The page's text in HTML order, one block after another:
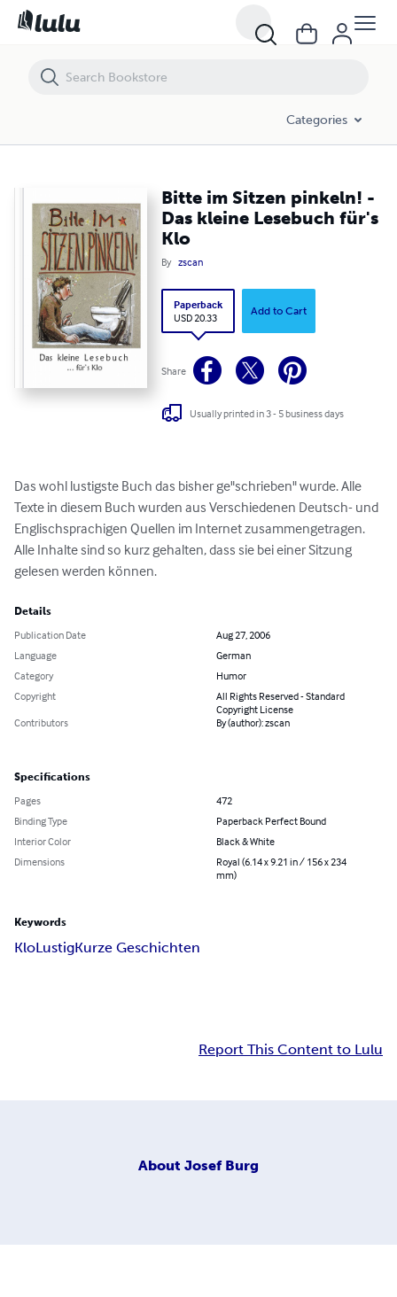
Categories
Bitte im Sitzen pinkeln! -
Das kleine Lesebuch für's
Klo
By zscan
Paperback
USD 20.33
Add to Cart
Share
Usually printed in 3 - 5 business days
Das wohl lustigste Buch das bisher ge"schrieben" wurde. Alle
Texte in diesem Buch wurden aus Verschiedenen Deutsch- und
Englischsprachigen Quellen im Internet zusammengetragen.
Alle Inhalte sind so kurz gehalten, dass sie bei einer Sitzung
gelesen werden können.
Details
Publication Date
Aug 27, 2006
Language
German
Category
Humor
Copyright
All Rights Reserved - Standard
Copyright License
Contributors
By (author): zscan
Specifications
Pages
472
Binding Type
Paperback Perfect Bound
Interior Color
Black & White
Dimensions
Royal (6.14 x 9.21 in / 156 x 234
mm)
Keywords
KloLustigKurze Geschichten
Report This Content to Lulu
About Josef Burg
Bitte im Sitzen pinkeln! - Das kleine Lesebuch für's Klo